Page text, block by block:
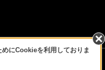
にCookieを利用しておりま
て